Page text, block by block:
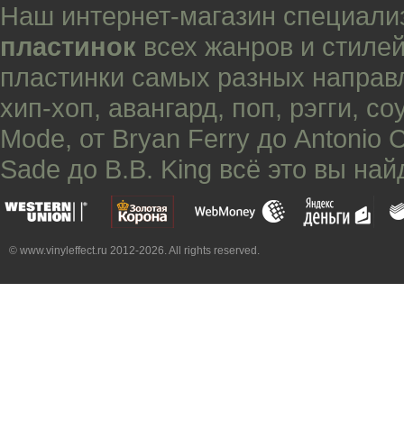
Наш интернет-магазин
пластинок всех жанров и
пластинки самых разных
хип-хоп, авангард, поп, рэгги,
Mode, от Bryan Ferry до Antonio
Sade до B.B. King всё это вы
© www.vinyleffect.ru 2012-2026. All rights reserved.